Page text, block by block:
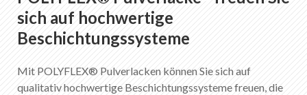
sich auf hochwertige
Beschichtungssysteme
Mit POLYFLEX® Pulverlacken können Sie sich auf
qualitativ hochwertige Beschichtungssysteme freuen, die